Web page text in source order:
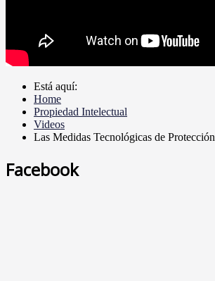
Está aquí:
Home
Propiedad Intelectual
Videos
Las Medidas Tecnológicas de Protección
Facebook